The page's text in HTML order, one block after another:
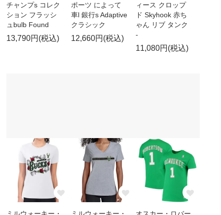
チャンプs コレク
ション フラッシ
ュbulb Found
13,790円(税込)
ポーツ によって
車l 銀行s Adaptive
クラシック
12,660円(税込)
ィース クロップ
ド Skyhook 赤ち
ゃん リブ タンク
-
11,080円(税込)